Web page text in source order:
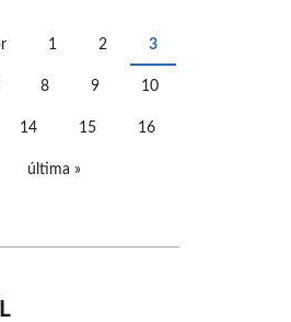
1 2 3
8 9 10
14 15 16
última »